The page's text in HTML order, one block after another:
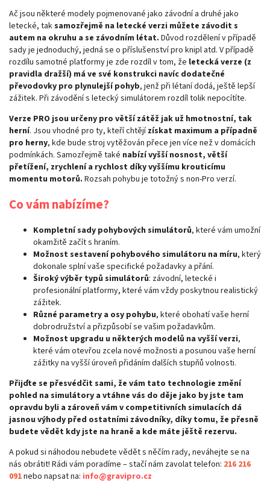
Ač jsou některé modely pojmenované jako závodní a druhé jako
letecké, taksamozřejmě na letecké verzi můžete závodit s
autem na okruhu a se závodním létat. Důvod rozdělení v případě
sady je jednoduchý, jedná se o příslušenství pro knipl atd. V případě
rozdílu samotné platformy je zde rozdíl v tom, že letecká verze (z
pravidla dražší) má ve své konstrukci navíc dodatečné
převodovky pro plynulejší pohyb, jenž při létaní dodá, ještě lepší
zážitek. Při závodění s letecký simulátorem rozdíl tolik nepocítíte.
Verze PRO jsou určeny pro větší zátěž jak už hmotnostní, tak
herní. Jsou vhodné pro ty, kteří chtějízískat maximum a případně
pro herny, kde bude stroj vytěžován přece jen více než v domácích
podmínkách. Samozřejmě také nabízí vyšší nosnost, větší
přetížení, zrychlení a rychlost díky vyššímu krouticímu
momentu motorů. Rozsah pohybu je totožný s non-Pro verzí.
Co vám nabízíme?
Kompletní sady pohybových simulátorů, které vám umožní
okamžitě začít s hraním.
Možnost sestavení pohybového simulátoru na míru, který
dokonale splní vaše specifické požadavky a přání.
Široký výběr typů simulátorů: závodní, letecké i
profesionální platformy, které vám vždy poskytnou realistický
zážitek.
Různé parametry a osy pohybu, které obohatí vaše herní
dobrodružství a přizpůsobí se vašim požadavkům.
Možnost upgradu u některých modelů na vyšší verzi,
které vám otevřou zcela nové možnosti a posunou vaše herní
zážitky na vyšší úroveň přidáním dalších stupňů volnosti.
Přijďte se přesvédčit sami, že vám tato technologie změní
pohled na simulátory a vtáhne vás do děje jako by jste tam
opravdu byli a zároveň vám v competitivních simulacích dá
jasnou výhody před ostatními závodníky, díky tomu, že přesně
budete vědět kdy jste na hraně a kde máte jěště rezervu.
A pokud si náhodou nebudete vědět s něčím rady, neváhejte se na
nás obrátit! Rádi vám poradíme – stačí nám zavolat telefon: 216 216
091nebo napsat na: info@gravipro.cz